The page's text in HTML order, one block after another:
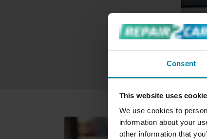
Consent
This website uses
We use cookies to
information about your
other information that
HUL